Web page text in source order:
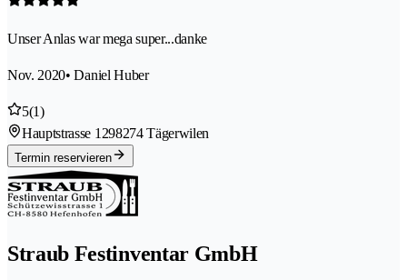
Unser Anlas war mega super...danke
Nov. 2020• Daniel Huber
5(1)
Hauptstrasse 1298274 Tägerwilen
Termin reservieren
Straub Festinventar GmbH